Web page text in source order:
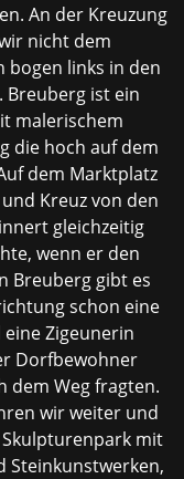
An der Kreuzung
nicht dem
bogen links in den
Breuberg ist ein
malerischem
die hoch auf dem
dem Marktplatz
Kreuz von den
gleichzeitig
wenn er den
Breuberg gibt es
schon eine
eine Zigeunerin
Dorfbewohner
dem Weg fragten.
wir weiter und
mit
Steinkunstwerken,